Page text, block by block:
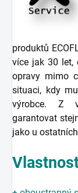
produktů
více jak 30 let,
opravy mimo
situaci, kdy
výrobce. Z
garantovat
jako u